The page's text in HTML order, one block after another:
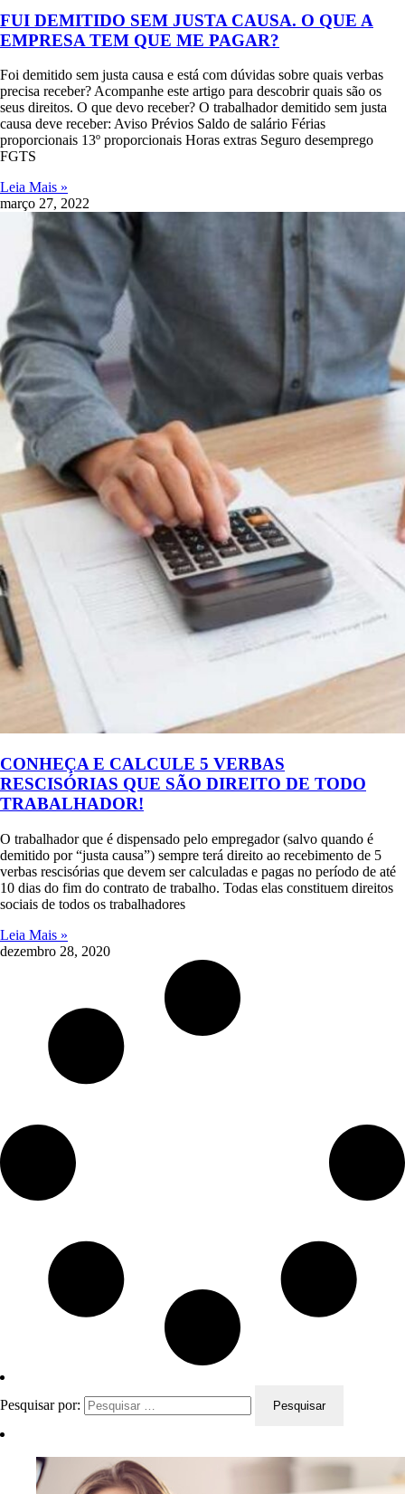
FUI DEMITIDO SEM JUSTA CAUSA. O QUE A
EMPRESA TEM QUE ME PAGAR?
Foi demitido sem justa causa e está com dúvidas sobre quais verbas
precisa receber? Acompanhe este artigo para descobrir quais são os
seus direitos. O que devo receber? O trabalhador demitido sem justa
causa deve receber: Aviso Prévios Saldo de salário Férias
proporcionais 13º proporcionais Horas extras Seguro desemprego
FGTS
Leia Mais »
março 27, 2022
CONHEÇA E CALCULE 5 VERBAS
RESCISÓRIAS QUE SÃO DIREITO DE TODO
TRABALHADOR!
O trabalhador que é dispensado pelo empregador (salvo quando é
demitido por “justa causa”) sempre terá direito ao recebimento de 5
verbas rescisórias que devem ser calculadas e pagas no período de até
10 dias do fim do contrato de trabalho. Todas elas constituem direitos
sociais de todos os trabalhadores
Leia Mais »
dezembro 28, 2020
Pesquisar por: